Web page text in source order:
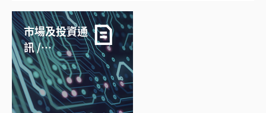
市場及投資通
訊 /
29/07/2026